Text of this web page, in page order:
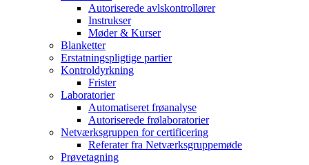
Autoriserede avlskontrollører
Instrukser
Møder & Kurser
Blanketter
Erstatningspligtige partier
Kontroldyrkning
Frister
Laboratorier
Automatiseret frøanalyse
Autoriserede frølaboratorier
Netværksgruppen for certificering
Referater fra Netværksgruppemøde
Prøvetagning